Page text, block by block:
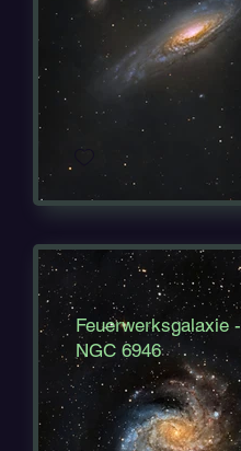
Feuerwerksgalaxie -
NGC 6946